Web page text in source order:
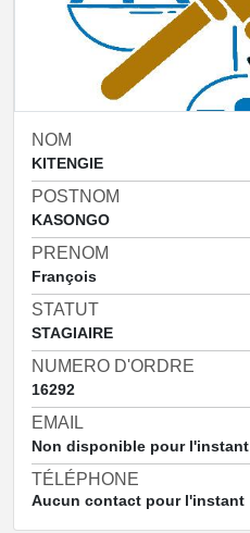
NOM
KITENGIE
POSTNOM
KASONGO
PRENOM
François
STATUT
STAGIAIRE
NUMERO D'ORDRE
16292
EMAIL
Non disponible pour l'instant
TÉLÉPHONE
Aucun contact pour l'instant